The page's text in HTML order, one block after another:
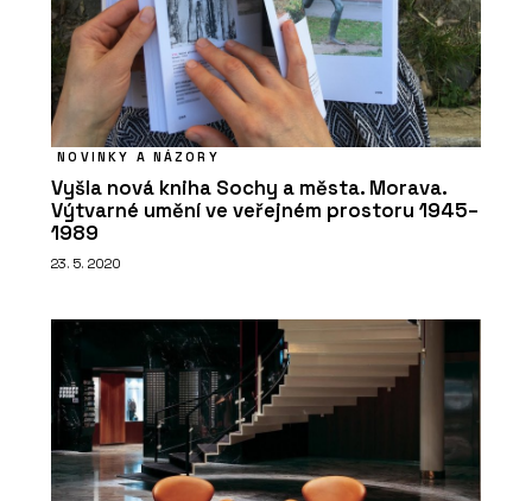
NOVINKY A NÁZORY
Vyšla nová kniha Sochy a města. Morava.
Výtvarné umění ve veřejném prostoru 1945–
1989
23. 5. 2020